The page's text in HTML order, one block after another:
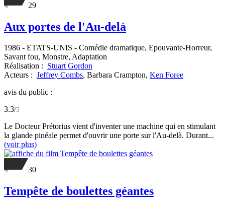
29
Aux portes de l'Au-delà
1986 - ETATS-UNIS - Comédie dramatique, Epouvante-Horreur,
Savant fou, Monstre, Adaptation
Réalisation : Stuart Gordon
Acteurs : Jeffrey Combs, Barbara Crampton, Ken Foree
avis du public :
3.3/5
Le Docteur Prétorius vient d'inventer une machine qui en stimulant
la glande pinéale permet d'ouvrir une porte sur l'Au-delà. Durant...
(voir plus)
30
Tempête de boulettes géantes